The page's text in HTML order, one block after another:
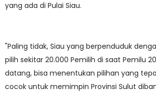
yang ada di Pulai Siau.
"Paling tidak, Siau yang berpenduduk
pilih sekitar 20.000 Pemilih di saat Pemilu
datang, bisa menentukan pilihan yang
cocok untuk memimpin Provinsi Sulut